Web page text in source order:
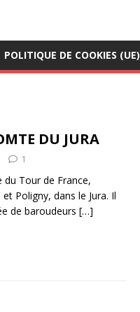
POLITIQUE DE COOKIES (UE)
DU JURA
1
Tour de France,
Poligny, dans le Jura. Il
de baroudeurs […]